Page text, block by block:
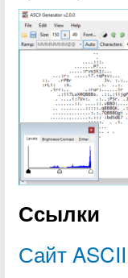
Ссылки
Сайт